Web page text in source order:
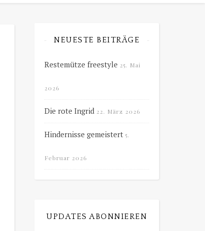
NEUESTE BEITRÄGE
Restemütze freestyle 25. Mai
2026
Die rote Ingrid 22. März 2026
Hindernisse gemeistert 5.
Februar 2026
UPDATES ABONNIEREN